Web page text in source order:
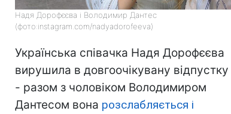
Надя Дорофєєва і Володимир Дантес
(фото:instagram.com/nadyadorofeeva)
Українська співачка Надя Дорофєєва
вирушила в довгоочікувану відпустку
- разом з чоловіком Володимиром
Дантесом вона розслабляється і